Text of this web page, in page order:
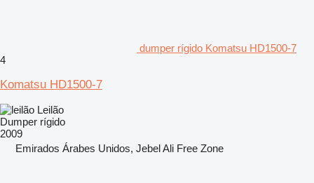
dumper rígido Komatsu HD1500-7
4
Komatsu HD1500-7
Leilão
Dumper rígido
2009
Emirados Árabes Unidos, Jebel Ali Free Zone